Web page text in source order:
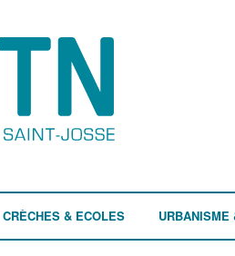
CRÈCHES & ECOLES URBANISME